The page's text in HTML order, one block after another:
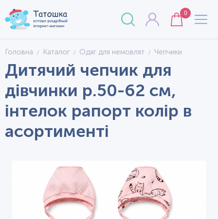
0
Головна Каталог Одяг для немовлят Чепчики
Дитячий чепчик для
дівчинки р.50-62 см,
інтелок рапорт колір в
асортименті